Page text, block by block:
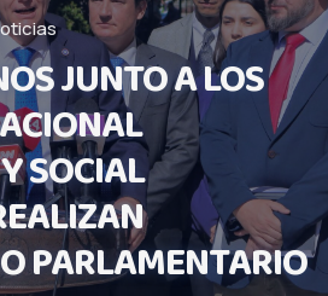
JUNTO A LOS
SOCIAL
PARLAMENTARIO